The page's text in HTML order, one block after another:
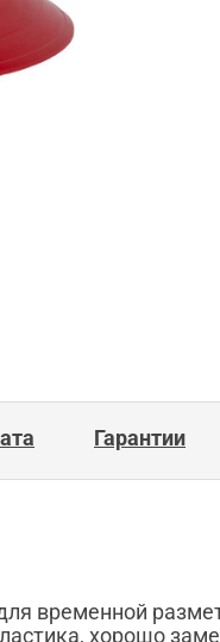
Гарантии
временной
хорошо